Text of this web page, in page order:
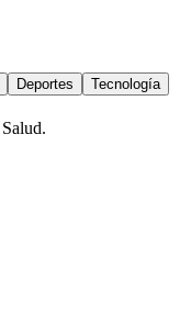
Deportes
Tecnología
Salud.